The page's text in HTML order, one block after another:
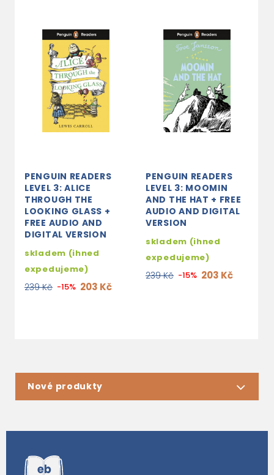
PENGUIN READERS
LEVEL 3: ALICE
THROUGH THE
LOOKING GLASS +
FREE AUDIO AND
DIGITAL VERSION
skladem (ihned
expedujeme)
239 Kč -15% 203 Kč
PENGUIN READERS
LEVEL 3: MOOMIN
AND THE HAT + FREE
AUDIO AND DIGITAL
VERSION
skladem (ihned
expedujeme)
239 Kč -15% 203 Kč
Nové produkty